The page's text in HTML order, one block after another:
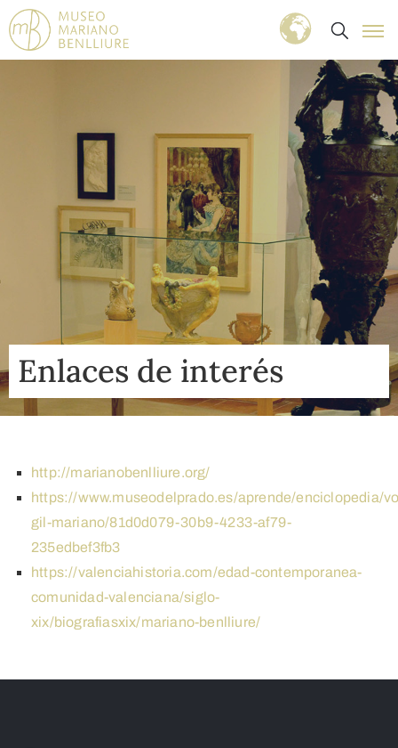
Enlaces de interés
http://marianobenlliure.org/
https://www.museodelprado.es/aprende/enciclopedia/
gil-mariano/81d0d079-30b9-4233-af79-
235edbef3fb3
https://valenciahistoria.com/edad-contemporanea-
comunidad-valenciana/siglo-
xix/biografiasxix/mariano-benlliure/